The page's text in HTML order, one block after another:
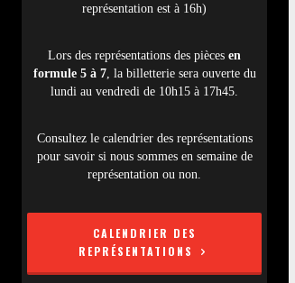
représentation est à 16h)
Lors des représentations des pièces en
formule 5 à 7, la billetterie sera ouverte du
lundi au vendredi de 10h15 à 17h45.
Consultez le calendrier des représentations
pour savoir si nous sommes en semaine de
représentation ou non.
CALENDRIER DES
REPRÉSENTATIONS